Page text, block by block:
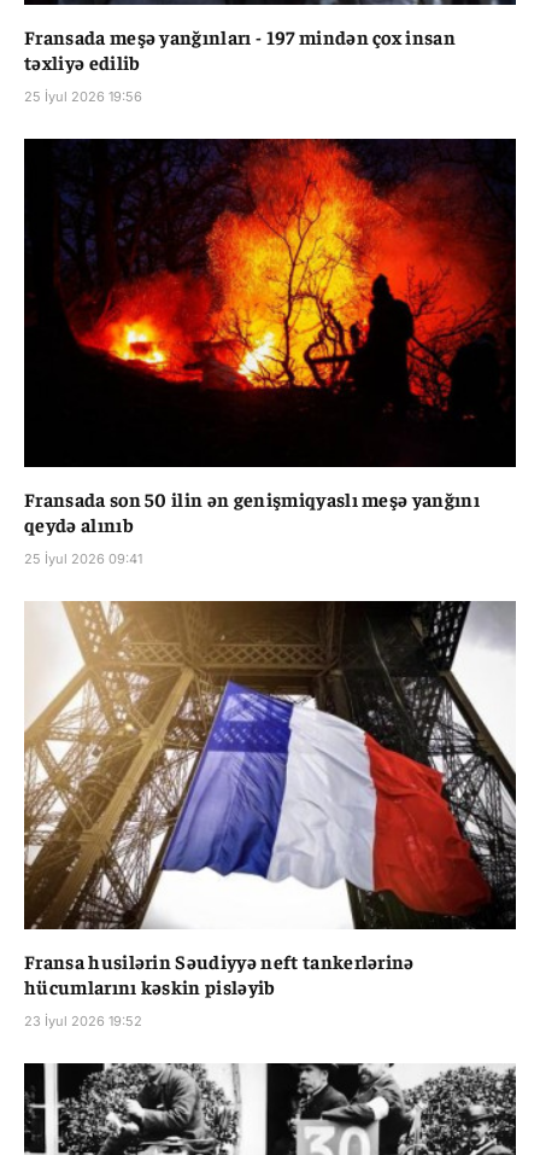
Fransada meşə yanğınları - 197 mindən çox insan
təxliyə edilib
25 İyul 2026 19:56
Fransada son 50 ilin ən genişmiqyaslı meşə yanğını
qeydə alınıb
25 İyul 2026 09:41
Fransa husilərin Səudiyyə neft tankerlərinə
hücumlarını kəskin pisləyib
23 İyul 2026 19:52